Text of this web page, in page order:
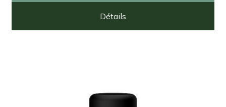
Détails